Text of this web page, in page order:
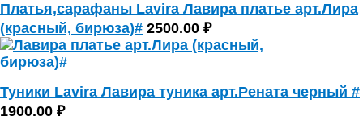
Платья,сарафаны Lavira Лавира платье арт.Лира
(красный, бирюза)# 2500.00 ₽
Туники Lavira Лавира туника арт.Рената черный #
1900.00 ₽